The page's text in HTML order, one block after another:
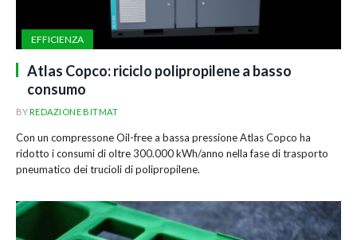
EFFICIENZA
Atlas Copco: riciclo polipropilene a basso
consumo
BYREDAZIONE BITMAT
Con un compressone Oil-free a bassa pressione Atlas Copco ha
ridotto i consumi di oltre 300.000 kWh/anno nella fase di trasporto
pneumatico dei trucioli di polipropilene.